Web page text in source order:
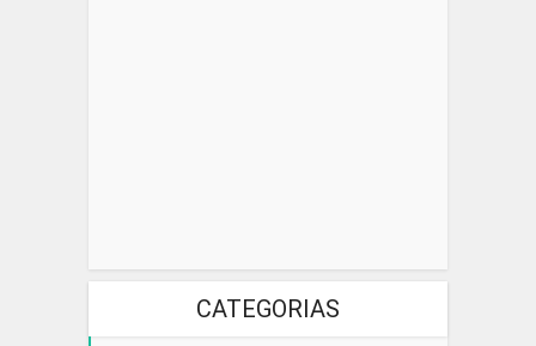
CATEGORIAS